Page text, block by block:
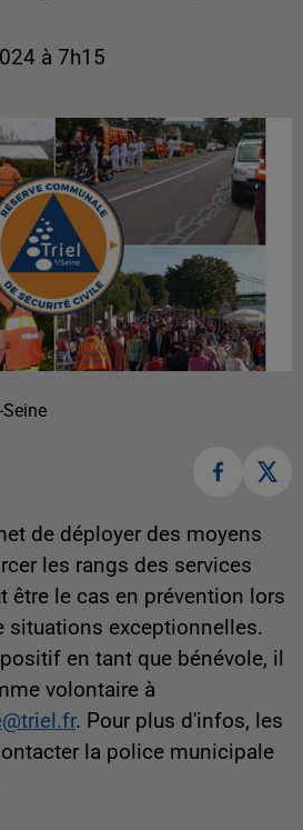
à 7h15
de déployer des moyens
les rangs des services
être le cas en prévention lors
situations exceptionnelles.
en tant que bénévole, il
volontaire à
. Pour plus d'infos, les
la police municipale